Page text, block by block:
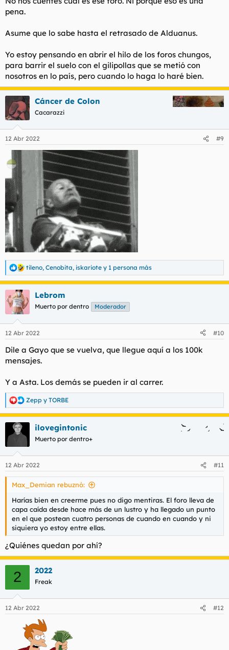
pena.
Asume que lo sabe hasta el retrasado de Alduanus.
Yo estoy pensando en abrir el hilo de los foros chungos,
para barrir el suelo con el gilipollas que se metió con
nosotros en lo país, pero cuando lo haga lo haré bien.
Cáncer de Colon
Cacarazzi
12 Abr 2022 #9
R
e
a
c
c
e
:
tileno, Cenobita, iskariote y 1 persona más
Lebrom
Muerto por dentro Moderador
12 Abr 2022 #10
Dile a Gayo que se vuelva, que llegue aquí a los 100k
mensajes.
Y a Asta. Los demás se pueden ir al carrer.
R
e
a
c
e
s
Zepp y TORBE
ilovegintonic
Muerto por dentro+
12 Abr 2022 #11
Max_Demian rebuznó:
Harías bien en creerme pues no digo mentiras. El foro lleva de
capa caída desde hace más de un lustro y ha llegado un punto
en el que postean cuatro personas de cuando en cuando y ni
siquiera yo estoy entre ellas.
¿Quiénes quedan por ahí?
2 2022
Freak
12 Abr 2022 #12